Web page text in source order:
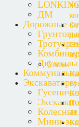
Статьи
ДМ
Дорожные
Экскаваторы
Колесные
Мини-